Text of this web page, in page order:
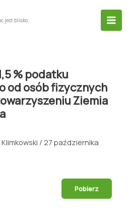
jest blisko.
% podatku
od osób fizycznych
Ziemia
/ 27 października
Pobierz